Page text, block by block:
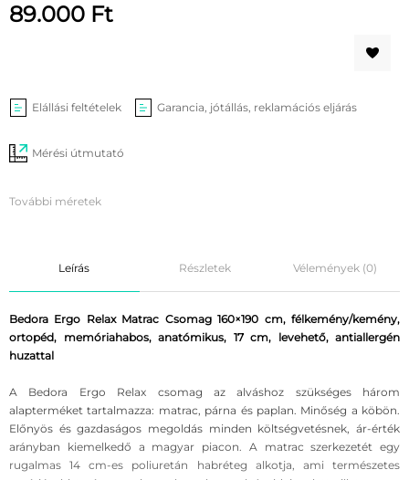
89.000 Ft
Elállási feltételek Garancia, jótállás, reklamációs eljárás
Mérési útmutató
További méretek
Leírás Részletek Vélemények (0)
Bedora Ergo Relax Matrac Csomag 160×190 cm, félkemény/kemény,
ortopéd, memóriahabos, anatómikus, 17 cm, levehető, antiallergén
huzattal
A Bedora Ergo Relax csomag az alváshoz szükséges három
alapterméket tartalmazza: matrac, párna és paplan. Minőség a köbön.
Előnyös és gazdaságos megoldás minden költségvetésnek, ár-érték
arányban kiemelkedő a magyar piacon. A matrac szerkezetét egy
rugalmas 14 cm-es poliuretán habréteg alkotja, ami természetes